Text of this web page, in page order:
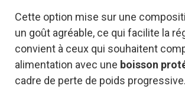
Cette option mise sur une
un goût agréable, ce qui facilite la
convient à ceux qui souhaitent
alimentation avec une boisson
cadre de perte de poids progressive.